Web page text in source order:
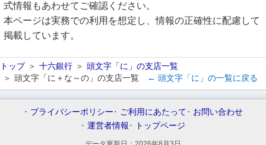
式情報もあわせてご確認ください。
本ページは実務での利用を想定し、情報の正確性に配慮して
掲載しています。
トップ 十六銀行
頭文字「に」の支店一覧
頭文字「に＋な～の」の支店一覧
← 頭文字「に」の一覧に戻る
プライバシーポリシー ご利用にあたって
お問い合わせ
運営者情報
トップページ